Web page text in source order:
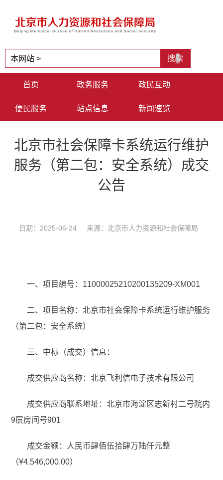
首页 政务服务 政民互动
便民服务 站点信息 新闻速览
北京市社会保障卡系统运行维护
服务（第二包：安全系统）成交
公告
日期：2025-06-24 来源：北京市人力资源和社会保障局
一、项目编号：11000025210200135209-XM001
二、项目名称：北京市社会保障卡系统运行维护服务
（第二包：安全系统）
三、中标（成交）信息：
成交供应商名称：北京飞利信电子技术有限公司
成交供应商联系地址：北京市海淀区志新村二号院内
9层房间号901
成交金额：人民币肆佰伍拾肆万陆仟元整
（¥4,546,000.00）